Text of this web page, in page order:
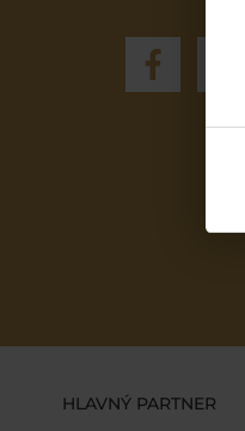
HLAVNÝ PARTNER